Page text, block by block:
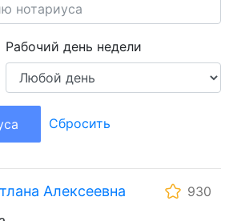
Рабочий день недели
Сбросить
Алексеевна
930